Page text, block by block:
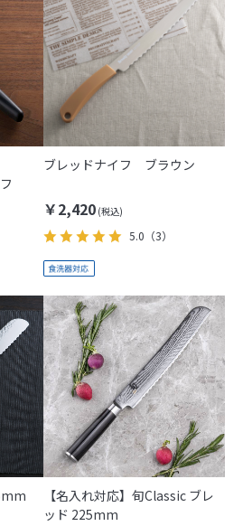
ブレッドナイフ ブラウン
￥2,420
5.0 （3）
【名入れ対応】旬Classic ブレ
ッド 225mm